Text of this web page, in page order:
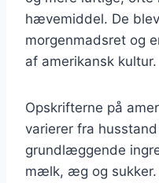
hævemiddel. De
morgenmadsret og
af amerikansk kultur.
Opskrifterne på
varierer fra
grundlæggende
mælk, æg og